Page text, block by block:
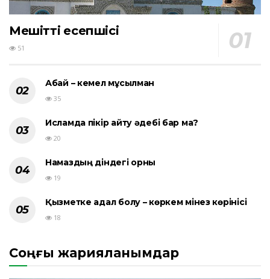
Мешіттің есепшісі
51
Абай – кемел мұсылман
35
Исламда пікір айту әдебі бар ма?
20
Намаздың діндегі орны
19
Қызметке адал болу – көркем мінез көрінісі
18
Соңғы жарияланымдар